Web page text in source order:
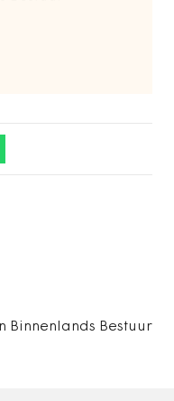
Binnenlands Bestuur